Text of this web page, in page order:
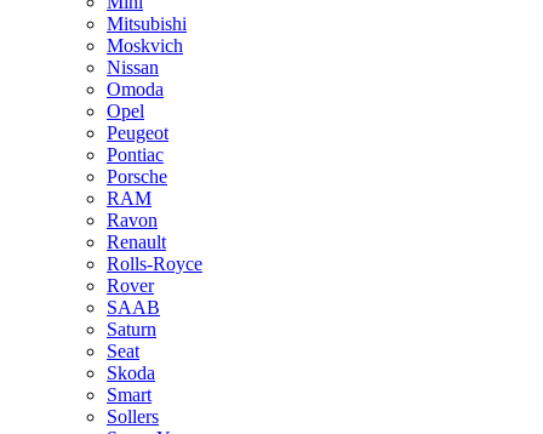
Mitsubishi
Moskvich
Nissan
Omoda
Opel
Peugeot
Pontiac
Porsche
RAM
Ravon
Renault
Rolls-Royce
Rover
SAAB
Saturn
Seat
Skoda
Smart
Sollers